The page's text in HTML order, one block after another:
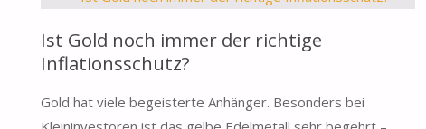
Ist Gold noch immer der richtige
Inflationsschutz?
Gold hat viele begeisterte Anhänger. Besonders bei